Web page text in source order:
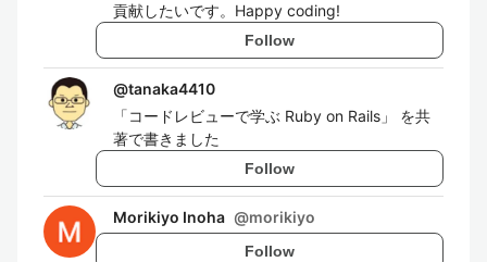
貢献したいです。Happy coding!
Follow
@tanaka4410
「コードレビューで学ぶ Ruby on Rails」 を共
著で書きました
Follow
Morikiyo Inoha @morikiyo
Follow